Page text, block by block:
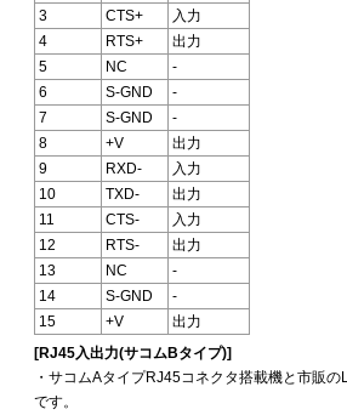
3
CTS+
入力
4
RTS+
出力
5
NC
-
6
S-GND
-
7
S-GND
-
8
+V
出力
9
RXD-
入力
10
TXD-
出力
11
CTS-
入力
12
RTS-
出力
13
NC
-
14
S-GND
-
15
+V
出力
[RJ45入出力(サコムBタイプ)]
・サコムAタイプRJ45コネクタ搭載機と市販
です。